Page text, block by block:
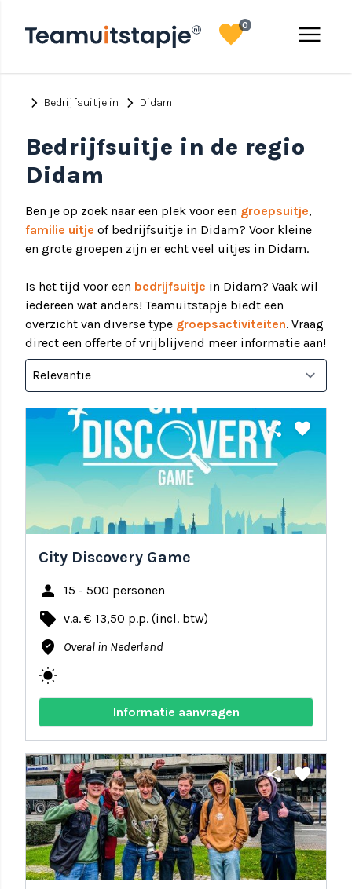
menu
favorite0
chevron_right Bedrijfsuitje in chevron_right Didam
Bedrijfsuitje in de regio
Didam
Ben je op zoek naar een plek voor een groepsuitje,
familie uitje of bedrijfsuitje in Didam? Voor kleine
en grote groepen zijn er echt veel uitjes in Didam.
Is het tijd voor een bedrijfsuitje in Didam? Vaak wil
iedereen wat anders! Teamuitstapje biedt een
overzicht van diverse type groepsactiviteiten. Vraag
direct een offerte of vrijblijvend meer informatie aan!
share favorite
City Discovery Game
person 15 - 500 personen
local_offer v.a. € 13,50 p.p. (incl. btw)
where_to_vote Overal in Nederland
wb_sunny
Informatie aanvragen
share favorite